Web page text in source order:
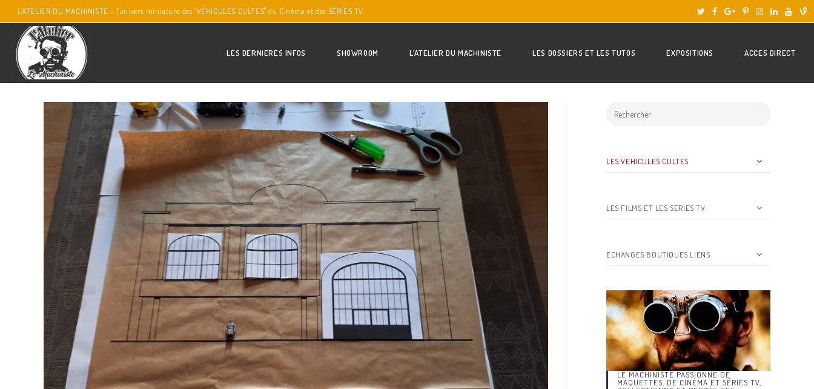
L'ATELIER DU MACHINISTE - l'univers miniature des "VÉHICULES CULTES" du Cinéma et des SÉRIES TV
LES DERNIERES INFOS SHOWROOM L’ATELIER DU MACHINISTE LES DOSSIERS ET LES TUTOS EXPOSITIONS ACCES DIRECT
LES VEHICULES CULTES
LES FILMS ET LES SERIES TV
ECHANGES BOUTIQUES LIENS
LE MACHINISTE PASSIONNÉ DE
MAQUETTES, DE CINÉMA ET SÉRIES TV,